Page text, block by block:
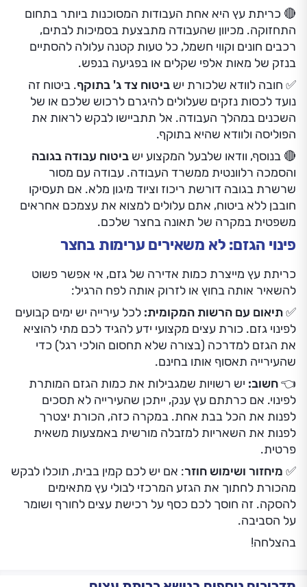
🔴 כריתת עץ היא אחת העבודות המסוכנות ביותר בתחום
התחזוקה. מכיוון שהעבודה מתבצעת בסמיכות לבתים,
רכבים חונים וקווי חשמל, כל טעות קטנה עלולה להסתיים
בנזק של מאות אלפי שקלים או בפגיעה בנפש.
✅ חובה לוודא שלכורת יש ביטוח צד ג' בתוקף. ביטוח זה
נועד לכסות נזקים שעלולים להיגרם לרכוש שלכם או של
השכנים במהלך העבודה. אל תתביישו לבקש לראות את
הפוליסה ולוודא שהיא בתוקף.
🔴 בנוסף, וודאו שלבעל המקצוע יש ביטוח עבודה בגובה
והסמכה רלוונטית ממשרד העבודה. עבודה עם מסור
שרשרת בגובה דורשת ריכוז וציוד מיגון מלא. אם תעסיקו
חובבן ללא ביטוח, אתם עלולים למצוא את עצמכם אחראים
משפטית במקרה של תאונה בחצר שלכם.
פינוי הגזם: לא משאירים ערימות בחצר
כריתת עץ מייצרת כמות אדירה של גזם, אי אפשר פשוט
להשאיר אותה בחוץ או לזרוק אותה לפח הרגיל:
✅ תיאום עם הרשות המקומית: לכל עירייה יש ימים קבועים
לפינוי גזם. כורת עצים מקצועי ידע להגיד לכם מתי להוציא
את הגזם למדרכה (בצורה שלא תחסום הולכי רגל) כדי
שהעירייה תאסוף אותו בחינם.
👈 חשוב: יש רשויות שמגבילות את כמות הגזם המותרת
לפינוי. אם כרתתם עץ ענק, ייתכן שהעירייה לא תסכים
לפנות את הכל בבת אחת. במקרה כזה, הכורת יצטרך
לפנות את השאריות למזבלה מורשית באמצעות משאית
פרטית.
✅ מיחזור ושימוש חוזר: אם יש לכם קמין בבית, תוכלו לבקש
מהכורת לחתוך את הגזע המרכזי לבולי עץ מתאימים
להסקה. זה חוסך לכם כסף על רכישת עצים לחורף ושומר
על הסביבה.
בהצלחה!